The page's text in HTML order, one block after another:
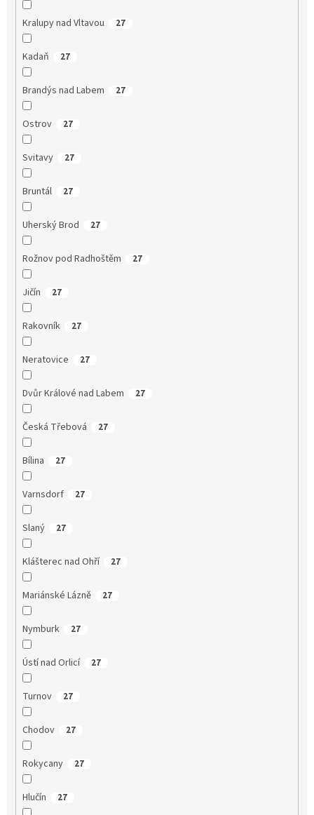
Kralupy nad Vltavou 27
Kadaň 27
Brandýs nad Labem 27
Ostrov 27
Svitavy 27
Bruntál 27
Uherský Brod 27
Rožnov pod Radhoštěm 27
Jičín 27
Rakovník 27
Neratovice 27
Dvůr Králové nad Labem 27
Česká Třebová 27
Bílina 27
Varnsdorf 27
Slaný 27
Klášterec nad Ohří 27
Mariánské Lázně 27
Nymburk 27
Ústí nad Orlicí 27
Turnov 27
Chodov 27
Rokycany 27
Hlučín 27